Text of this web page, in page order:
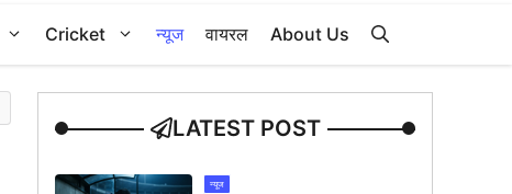
Cricket न्यूज वायरल About Us
LATEST POST
न्यूज